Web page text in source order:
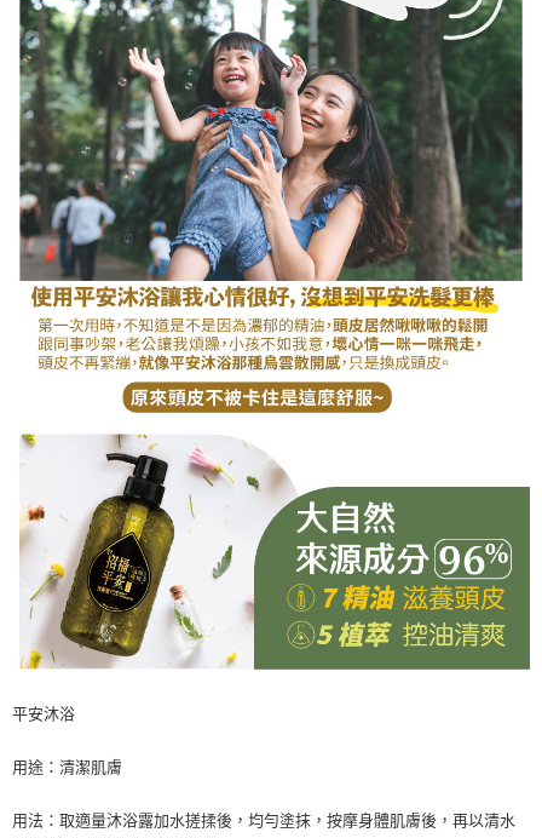
平安沐浴
用途：清潔肌膚
用法：取適量沐浴露加水搓揉後，均勻塗抹，按摩身體肌膚後，再以清水